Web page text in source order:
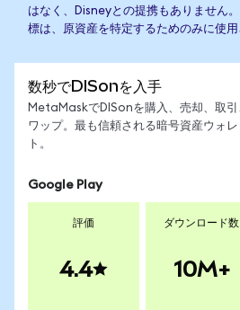
はなく、Disneyとの提携もありません
標は、原資産を特定するためのみに使用
数秒でDISonを入手
MetaMaskでDISonを購入、売却、取引
ワップ。最も信頼される暗号資産ウォレ
ト。
Google Play
評価
4.4
ダウンロード数
10M+